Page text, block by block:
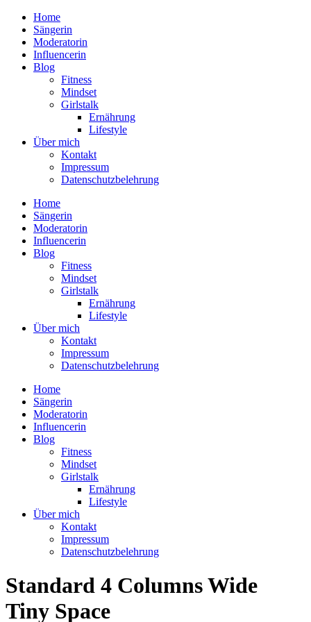
Home
Sängerin
Moderatorin
Influencerin
Blog
Fitness
Mindset
Girlstalk
Ernährung
Lifestyle
Über mich
Kontakt
Impressum
Datenschutzbelehrung
Home
Sängerin
Moderatorin
Influencerin
Blog
Fitness
Mindset
Girlstalk
Ernährung
Lifestyle
Über mich
Kontakt
Impressum
Datenschutzbelehrung
Home
Sängerin
Moderatorin
Influencerin
Blog
Fitness
Mindset
Girlstalk
Ernährung
Lifestyle
Über mich
Kontakt
Impressum
Datenschutzbelehrung
Standard 4 Columns Wide
Tiny Space